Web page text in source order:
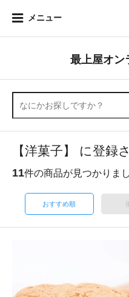
メニュー
最上屋オン
【洋菓子】 に登録
11件の商品が見つかりま
おすすめ順